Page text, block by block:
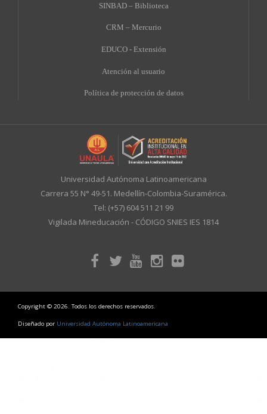
SINBAD – Biblioteca
CRM – Mercurio
EDUCO - Extensión
Atención al usuario
Política de protección de datos
Universidad Autónoma Latinoamericana
Carrera 55 N° 49-51. Medellín-Colombia-Suramérica.
Tel: (+57) 604 511 21 99
Vigilada Mineducación - CÓDIGO SNIES IES 1814
Copyright © 2026. Todos los derechos reservados.
Diseñado por Universidad Autónoma Latinoamericana